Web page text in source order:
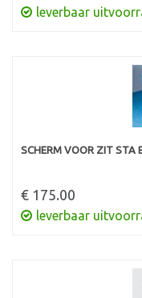
leverbaar
SCHERM VOOR ZIT STA
€ 175.00
leverbaar